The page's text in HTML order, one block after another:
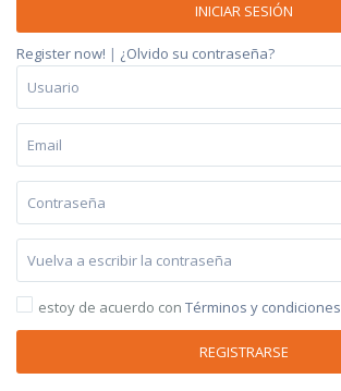
INICIAR SESIÓN
Register now! | ¿Olvido su contraseña?
estoy de acuerdo con Términos y condiciones
REGISTRARSE